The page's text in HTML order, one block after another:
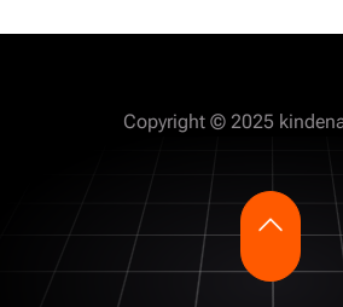
Copyright © 2025